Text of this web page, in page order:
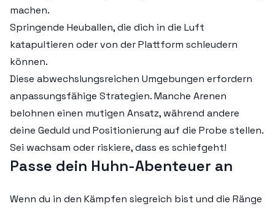
machen.
Springende Heuballen, die dich in die Luft
katapultieren oder von der Plattform schleudern
können.
Diese abwechslungsreichen Umgebungen erfordern
anpassungsfähige Strategien. Manche Arenen
belohnen einen mutigen Ansatz, während andere
deine Geduld und Positionierung auf die Probe stellen.
Sei wachsam oder riskiere, dass es schiefgeht!
Passe dein Huhn-Abenteuer an
Wenn du in den Kämpfen siegreich bist und die Ränge